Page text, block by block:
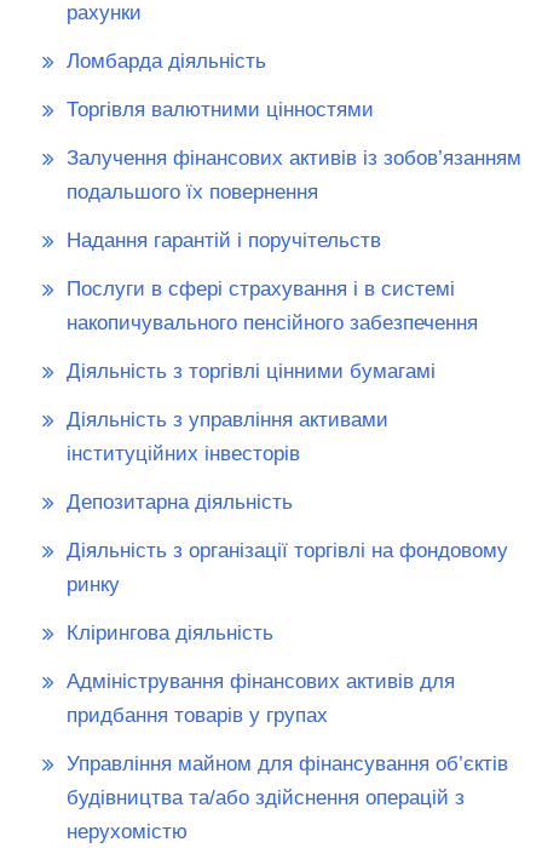
рахунки
Ломбарда діяльність
Торгівля валютними цінностями
Залучення фінансових активів із зобов’язанням
подальшого їх повернення
Надання гарантій і поручітельств
Послуги в сфері страхування і в системі
накопичувального пенсійного забезпечення
Діяльність з торгівлі цінними бумагамі
Діяльність з управління активами
інституційних інвесторів
Депозитарна діяльність
Діяльність з організації торгівлі на фондовому
ринку
Клірингова діяльність
Адміністрування фінансових активів для
придбання товарів у групах
Управління майном для фінансування об’єктів
будівництва та/або здійснення операцій з
нерухомістю